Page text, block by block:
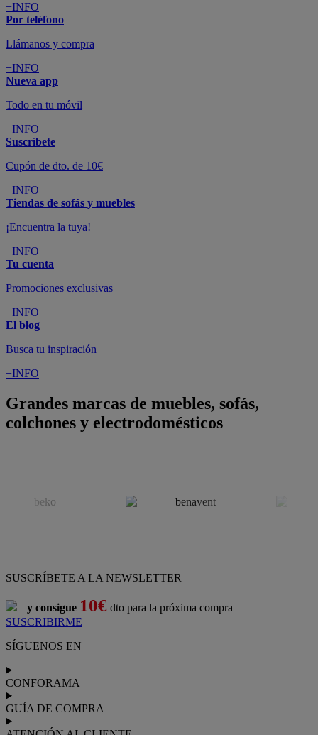
+INFO
Por teléfono
Llámanos y compra
+INFO
Nueva app
Todo en tu móvil
+INFO
Suscríbete
Cupón de dto. de 10€
+INFO
Tiendas de sofás y muebles
¡Encuentra la tuya!
+INFO
Tu cuenta
Promociones exclusivas
+INFO
El blog
Busca tu inspiración
+INFO
Grandes marcas de muebles, sofás,
colchones y electrodomésticos
SUSCRÍBETE A LA NEWSLETTER
y consigue 10€ dto para la próxima compra
SUSCRIBIRME
SÍGUENOS EN
CONFORAMA
GUÍA DE COMPRA